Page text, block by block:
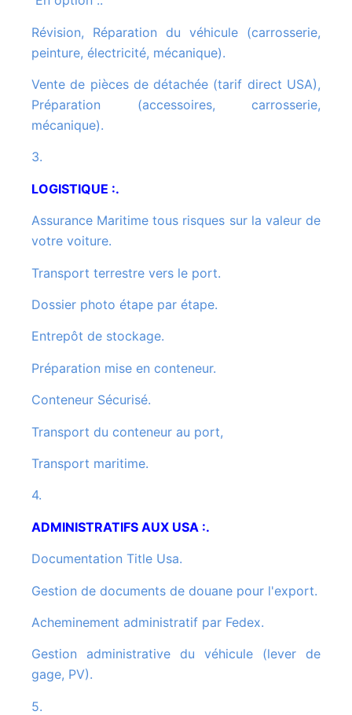
Révision, Réparation du véhicule (carrosserie,
peinture, électricité, mécanique).
Vente de pièces de détachée (tarif direct USA),
Préparation (accessoires, carrosserie,
mécanique).
3.
LOGISTIQUE :.
Assurance Maritime tous risques sur la valeur de
votre voiture.
Transport terrestre vers le port.
Dossier photo étape par étape.
Entrepôt de stockage.
Préparation mise en conteneur.
Conteneur Sécurisé.
Transport du conteneur au port,
Transport maritime.
4.
ADMINISTRATIFS AUX USA :.
Documentation Title Usa.
Gestion de documents de douane pour l'export.
Acheminement administratif par Fedex.
Gestion administrative du véhicule (lever de
gage, PV).
5.